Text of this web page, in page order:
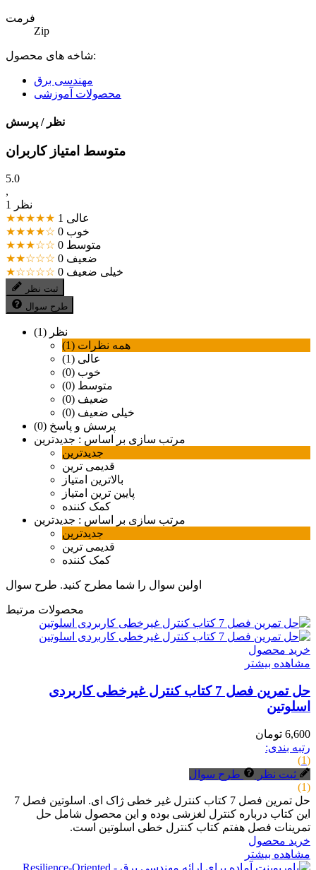
فرمت
Zip
شاخه های محصول:
مهندسی برق
محصولات آموزشی
نظر / پرسش
متوسط امتیاز کاربران
5.0
,
1 نظر
★★★★★
عالی 1
★★★★☆
خوب 0
★★★☆☆
متوسط 0
★★☆☆☆
ضعیف 0
★☆☆☆☆
خیلی ضعیف 0
ثبت نظر
طرح سوال
نظر (1)
همه نظرات (1)
عالی (1)
خوب (0)
متوسط (0)
ضعیف (0)
خیلی ضعیف (0)
پرسش و پاسخ (0)
مرتب سازی بر اساس : جدیدترین
جدیدترین
قدیمی ترین
بالاترین امتیاز
پایین ترین امتیاز
کمک کننده
مرتب سازی بر اساس : جدیدترین
جدیدترین
قدیمی ترین
کمک کننده
اولین سوال را شما مطرح کنید. طرح سوال
محصولات مرتبط
خرید محصول
مشاهده بیشتر
حل تمرین فصل 7 کتاب کنترل غیرخطی کاربردی
اسلوتین
6,600 تومان
رتبه بندی:
(1)
ثبت نظر
طرح سوال
(1)
حل تمرین فصل 7 کتاب کنترل غیر خطی ژاک ای. اسلوتین فصل 7
این کتاب درباره کنترل لغزشی بوده و این محصول شامل حل
تمرینات فصل هفتم کتاب کنترل خطی اسلوتین است.
خرید محصول
مشاهده بیشتر